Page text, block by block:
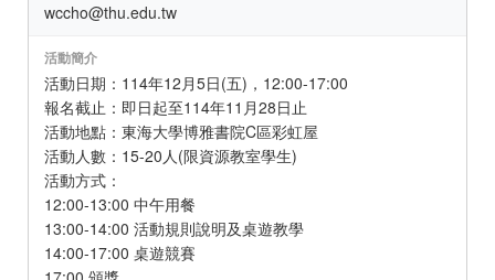
wccho@thu.edu.tw
活動簡介
活動日期：114年12月5日(五)，12:00-17:00
報名截止：即日起至114年11月28日止
活動地點：東海大學博雅書院C區彩虹屋
活動人數：15-20人(限資源教室學生)
活動方式：
12:00-13:00 中午用餐
13:00-14:00 活動規則說明及桌遊教學
14:00-17:00 桌遊競賽